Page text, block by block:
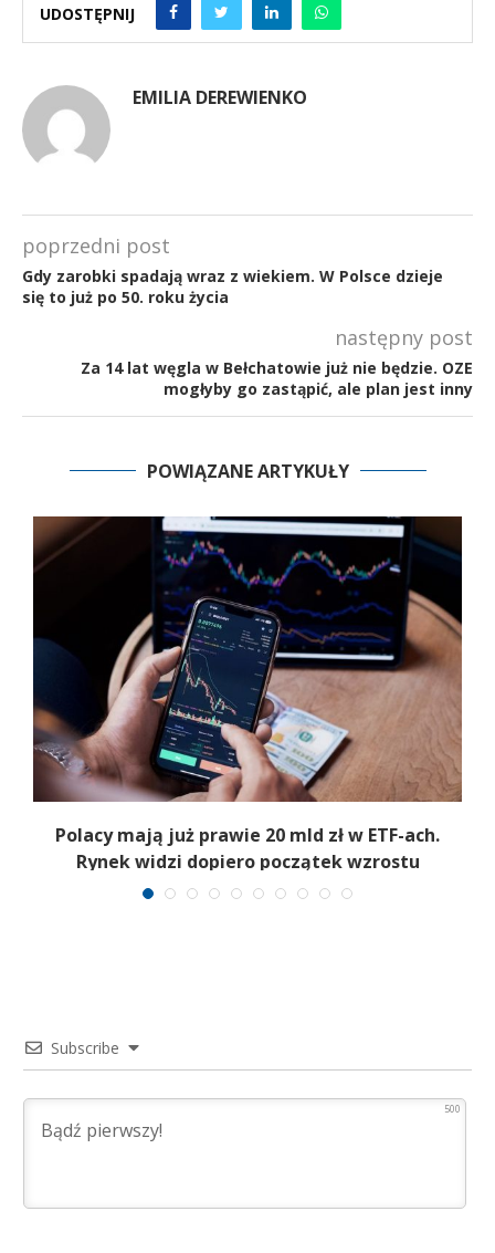
UDOSTĘPNIJ
EMILIA DEREWIENKO
poprzedni post
Gdy zarobki spadają wraz z wiekiem. W Polsce dzieje
się to już po 50. roku życia
następny post
Za 14 lat węgla w Bełchatowie już nie będzie. OZE
mogłyby go zastąpić, ale plan jest inny
POWIĄZANE ARTYKUŁY
Polacy mają już prawie 20 mld zł w ETF-ach.
Rynek widzi dopiero początek wzrostu
Subscribe
500